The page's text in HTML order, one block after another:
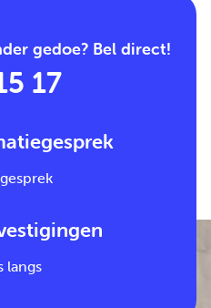
gedoe? Bel direct!
17
langs